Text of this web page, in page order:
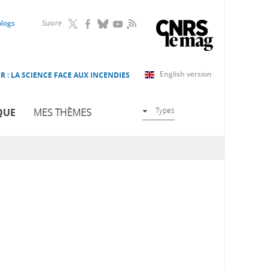
Suivre RSS
English version
: LA SCIENCE FACE AUX INCENDIES
MES THÈMES Types